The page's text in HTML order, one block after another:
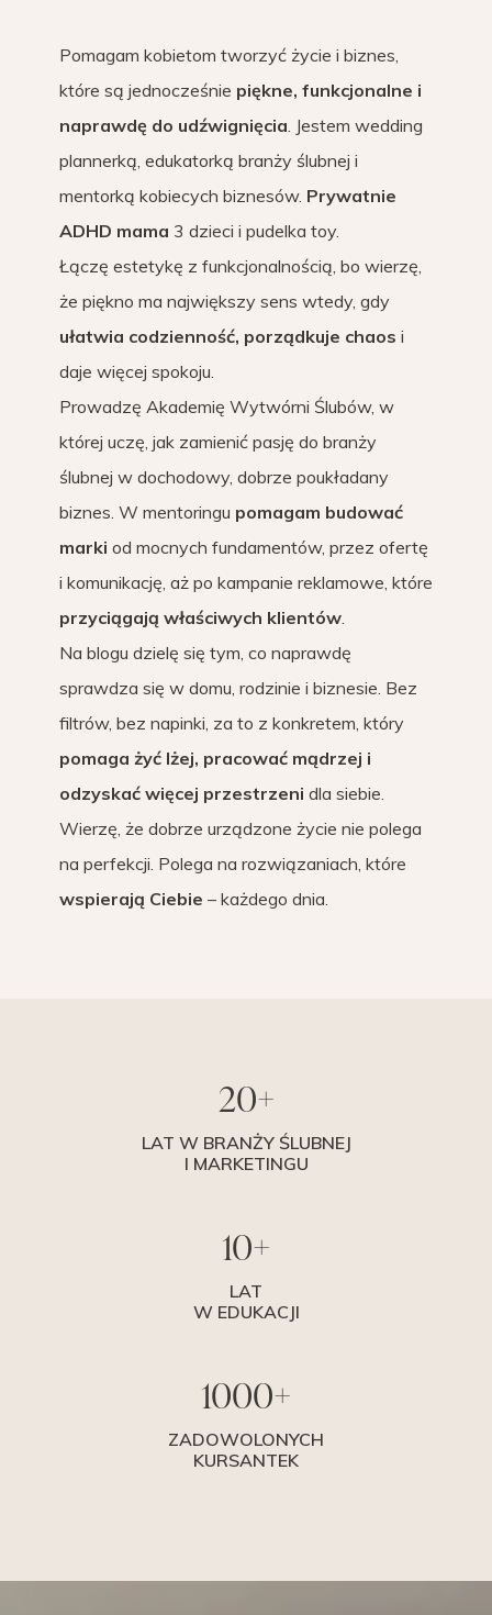
Pomagam kobietom tworzyć życie i biznes,
które są jednocześnie piękne, funkcjonalne i
naprawdę do udźwignięcia. Jestem wedding
plannerką, edukatorką branży ślubnej i
mentorką kobiecych biznesów. Prywatnie
ADHD mama 3 dzieci i pudelka toy.
Łączę estetykę z funkcjonalnością, bo wierzę,
że piękno ma największy sens wtedy, gdy
ułatwia codzienność, porządkuje chaos i
daje więcej spokoju.
Prowadzę Akademię Wytwórni Ślubów, w
której uczę, jak zamienić pasję do branży
ślubnej w dochodowy, dobrze poukładany
biznes. W mentoringu pomagam budować
marki od mocnych fundamentów, przez ofertę
i komunikację, aż po kampanie reklamowe, które
przyciągają właściwych klientów.
Na blogu dzielę się tym, co naprawdę
sprawdza się w domu, rodzinie i biznesie. Bez
filtrów, bez napinki, za to z konkretem, który
pomaga żyć lżej, pracować mądrzej i
odzyskać więcej przestrzeni dla siebie.
Wierzę, że dobrze urządzone życie nie polega
na perfekcji. Polega na rozwiązaniach, które
wspierają Ciebie – każdego dnia.
20+
LAT W BRANŻY ŚLUBNEJ
I MARKETINGU
10+
LAT
W EDUKACJI
1000+
ZADOWOLONYCH
KURSANTEK